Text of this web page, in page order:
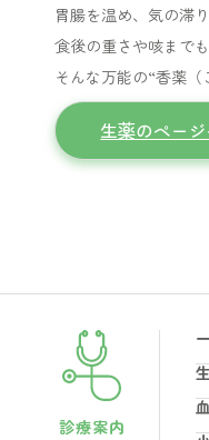
胃腸を温め、気の滞り
食後の重さや咳まで
そんな万能の“香薬（
生薬のペー
診療案内